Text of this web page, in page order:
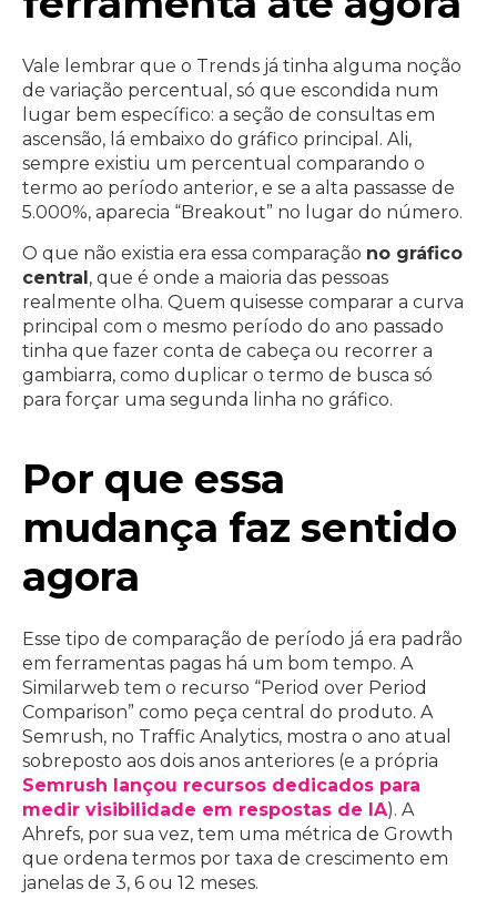
Vale lembrar que o Trends já tinha alguma noção
de variação percentual, só que escondida num
lugar bem específico: a seção de consultas em
ascensão, lá embaixo do gráfico principal. Ali,
sempre existiu um percentual comparando o
termo ao período anterior, e se a alta passasse de
5.000%, aparecia “Breakout” no lugar do número.
O que não existia era essa comparação no gráfico
central, que é onde a maioria das pessoas
realmente olha. Quem quisesse comparar a curva
principal com o mesmo período do ano passado
tinha que fazer conta de cabeça ou recorrer a
gambiarra, como duplicar o termo de busca só
para forçar uma segunda linha no gráfico.
Por que essa
mudança faz sentido
agora
Esse tipo de comparação de período já era padrão
em ferramentas pagas há um bom tempo. A
Similarweb tem o recurso “Period over Period
Comparison” como peça central do produto. A
Semrush, no Traffic Analytics, mostra o ano atual
sobreposto aos dois anos anteriores (e a própria
Semrush lançou recursos dedicados para
medir visibilidade em respostas de IA). A
Ahrefs, por sua vez, tem uma métrica de Growth
que ordena termos por taxa de crescimento em
janelas de 3, 6 ou 12 meses.